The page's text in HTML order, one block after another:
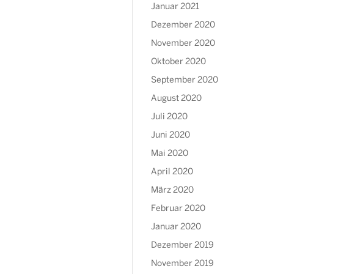
Januar 2021
Dezember 2020
November 2020
Oktober 2020
September 2020
August 2020
Juli 2020
Juni 2020
Mai 2020
April 2020
März 2020
Februar 2020
Januar 2020
Dezember 2019
November 2019